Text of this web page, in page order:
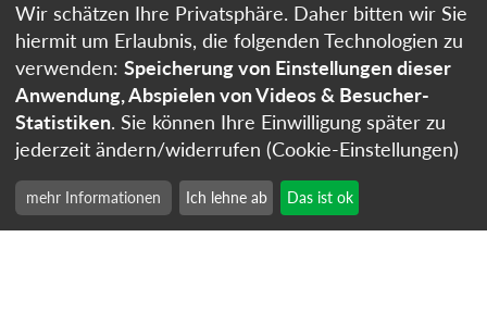
Widerrufsformular
Stellenangebote
Cookie-Einstellungen
Wir schätzen Ihre Privatsphäre. Daher bitten wir Sie
hiermit um Erlaubnis, die folgenden Technologien zu
verwenden: Speicherung von Einstellungen dieser
Anwendung, Abspielen von Videos & Besucher-
Statistiken. Sie können Ihre Einwilligung später zu
jederzeit ändern/widerrufen (Cookie-Einstellungen)
mehr Informationen Ich lehne ab Das ist ok